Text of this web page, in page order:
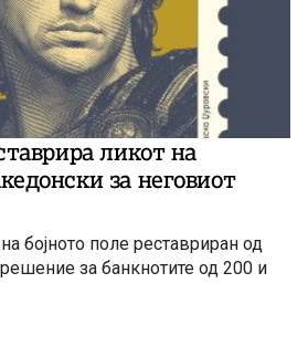
ликот на
за неговиот
бојното поле реставриран од
за банкнотите од 200 и